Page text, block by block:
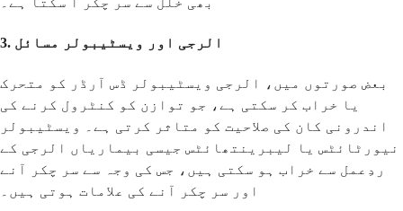
3. الرجی اور ویسٹیبولر مسائل
بعض صورتوں میں، الرجی ویسٹیبولر ڈس آرڈر کو متحرک
یا خراب کر سکتی ہے، جو توازن کو کنٹرول کرنے کی
اندرونی کان کی صلاحیت کو متاثر کرتی ہے۔ ویسٹیبولر
نیورٹائٹس یا لیبرینتھائٹس جیسی بیماریاں الرجی کے
ردِعمل سے خراب ہو سکتی ہیں، جس کی وجہ سے سر چکر آنے
اور سر چکر آنے کی علامات ہوتی ہیں۔